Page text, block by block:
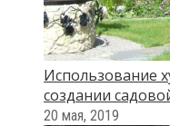
Использование
создании
20 мая, 2019